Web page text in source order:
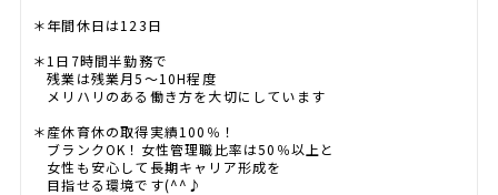
＊年間休日は123日
＊1日7時間半勤務で
残業は残業月5～10H程度
メリハリのある働き方を大切にしています
＊産休育休の取得実績100％！
ブランクOK！女性管理職比率は50％以上と
女性も安心して長期キャリア形成を
目指せる環境です(^^♪